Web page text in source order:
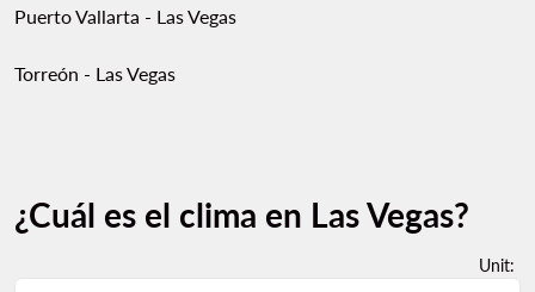
Puerto Vallarta - Las Vegas
Torreón - Las Vegas
¿Cuál es el clima en Las Vegas?
Unit: